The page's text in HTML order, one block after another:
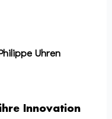
Uhren
Innovation